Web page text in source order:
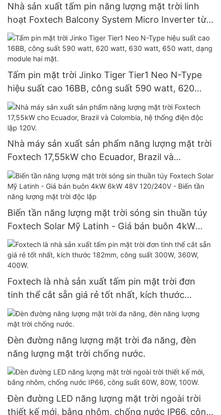
Nhà sản xuất tấm pin năng lượng mặt trời linh
hoạt Foxtech Balcony System Micro Inverter từ
Trung Quốc
Tấm pin mặt trời Jinko Tiger Tier1 Neo N-Type
hiệu suất cao 16BB, công suất 590 watt, 620
watt, 630 watt, 650 watt, dạng module hai mặt.
Nhà máy sản xuất sản phẩm năng lượng mặt trời
Foxtech 17,55kW cho Ecuador, Brazil và
Colombia, hệ thống điện độc lập 120V.
Biến tần năng lượng mặt trời sóng sin thuần túy
Foxtech Solar Mỹ Latinh - Giá bán buôn 4kW
6kW 48V 120/240V - Biến tần năng lượng mặt
trời độc lập
Foxtech là nhà sản xuất tấm pin mặt trời đơn
tinh thể cắt sẵn giá rẻ tốt nhất, kích thước
182mm, công suất 300W, 360W, 400W.
Đèn đường năng lượng mặt trời đa năng, đèn
năng lượng mặt trời chống nước.
Đèn đường LED năng lượng mặt trời ngoài trời
thiết kế mới, bằng nhôm, chống nước IP66, công